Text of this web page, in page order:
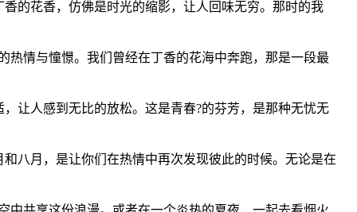
的花香，仿佛是时光的缩影，让人回味无穷。那时的我
热情与憧憬。我们曾经在丁香的花海中奔跑，那是一段最
让人感到无比的放松。这是青春?的芬芳，是那种无忧无
八月，是让你们在热情中再次发现彼此的时候。无论是在